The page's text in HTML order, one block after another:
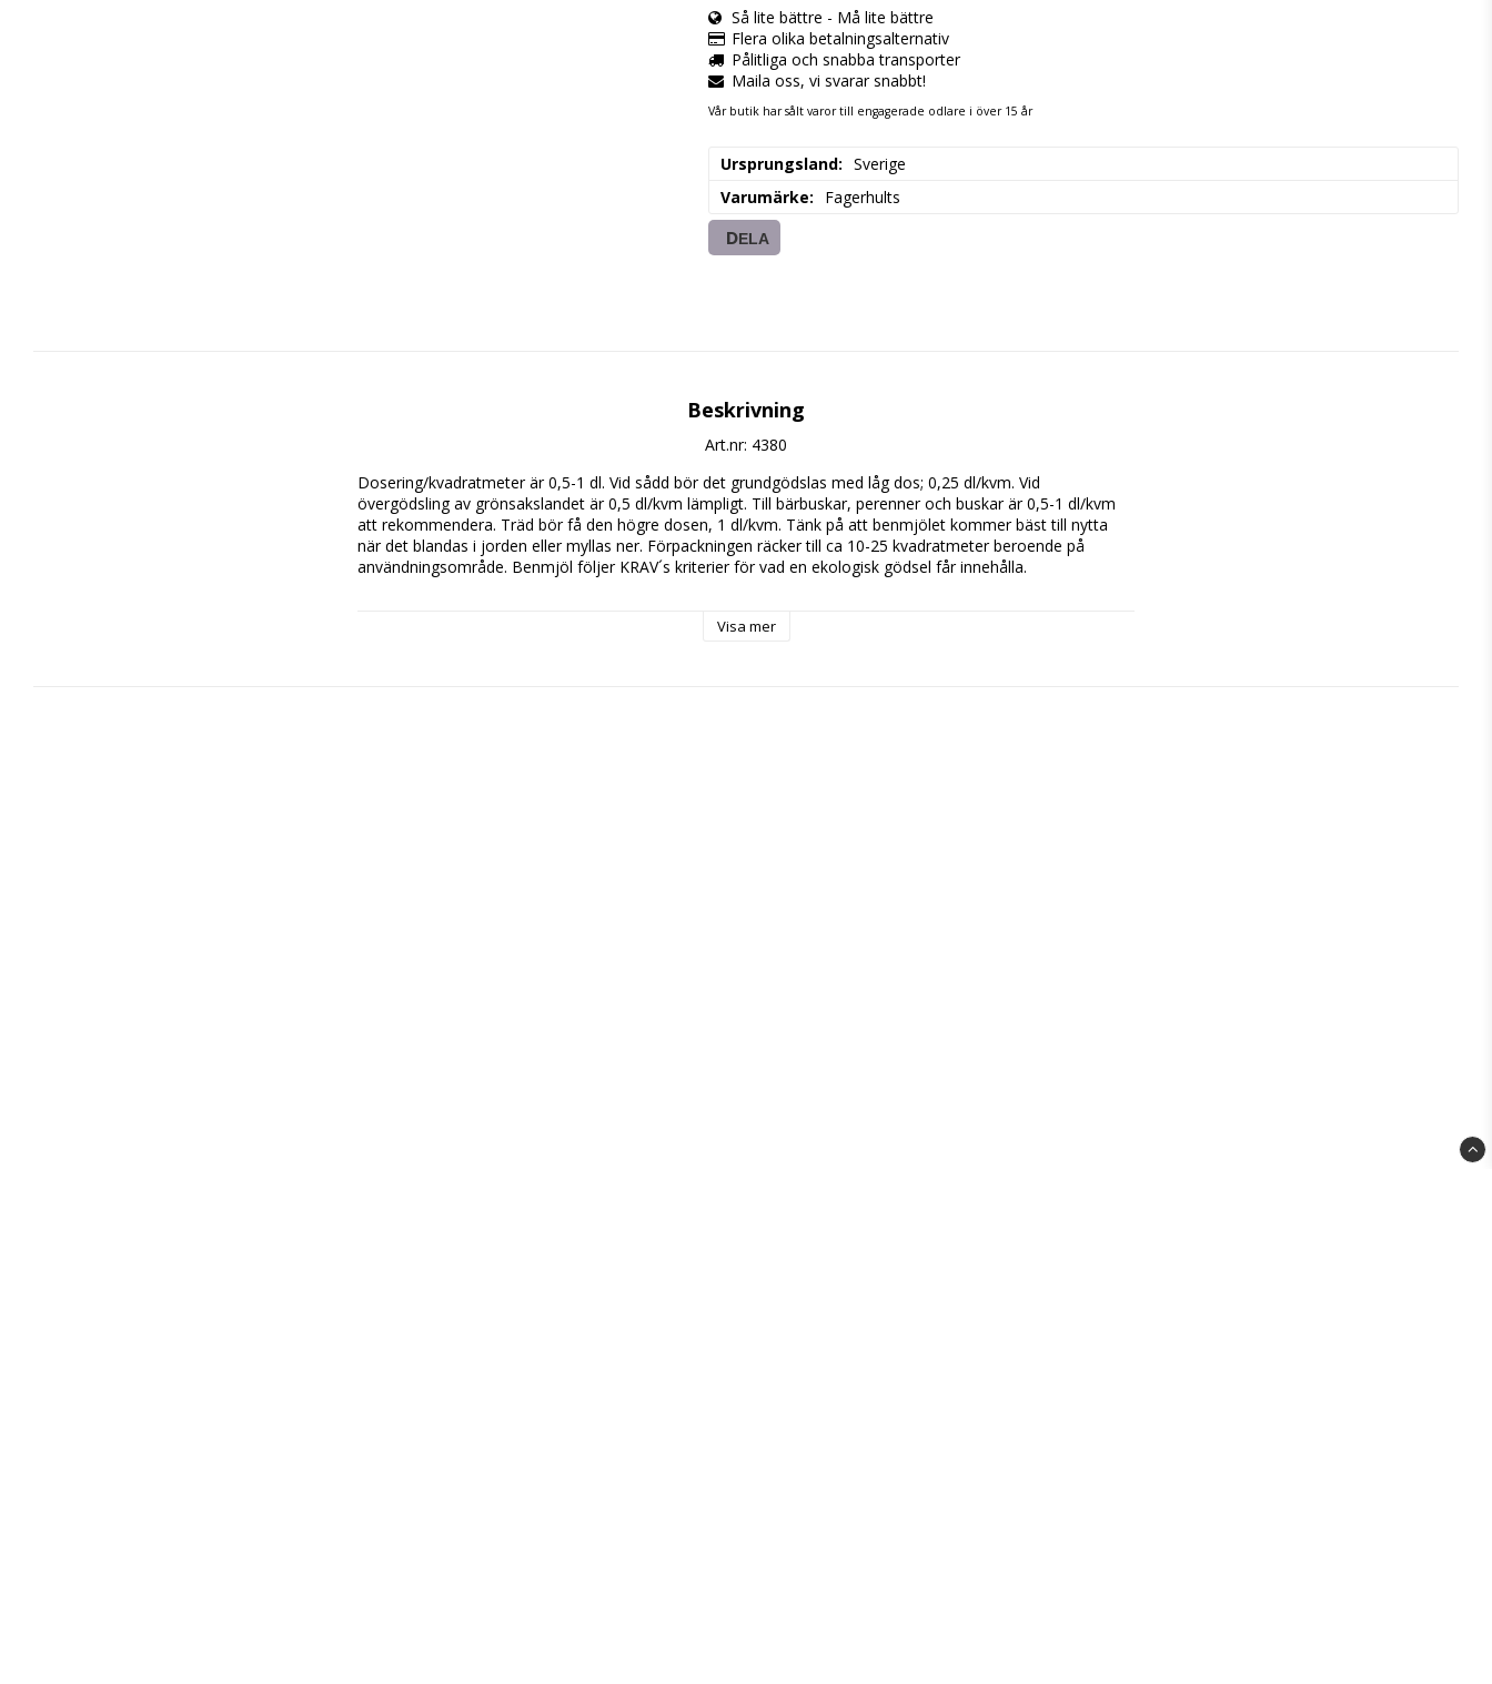
Så lite bättre - Må lite bättre
Flera olika betalningsalternativ
Pålitliga och snabba transporter
Maila oss, vi svarar snabbt!
Vår butik har sålt varor till engagerade odlare i över 15 år
Ursprungsland
Sverige
Varumärke
Fagerhults
DELA
Beskrivning
Art.nr: 4380
Dosering/kvadratmeter är 0,5-1 dl. Vid sådd bör det grundgödslas med låg dos; 0,25 dl/kvm. Vid
övergödsling av grönsakslandet är 0,5 dl/kvm lämpligt. Till bärbuskar, perenner och buskar är 0,5-1 dl/kvm
att rekommendera. Träd bör få den högre dosen, 1 dl/kvm. Tänk på att benmjölet kommer bäst till nytta
när det blandas i jorden eller myllas ner. Förpackningen räcker till ca 10-25 kvadratmeter beroende på
användningsområde. Benmjöl följer KRAV´s kriterier för vad en ekologisk gödsel får innehålla.
Visa mer